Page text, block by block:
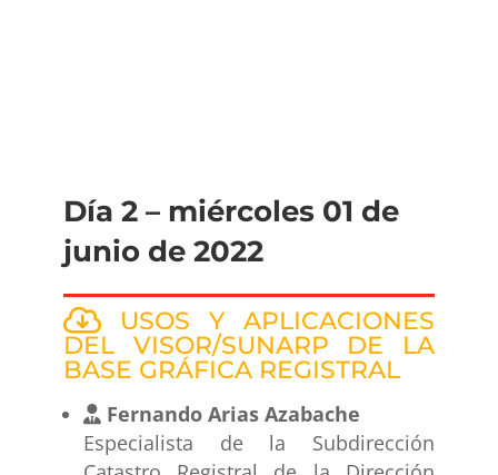
Día 2 – miércoles 01 de
junio de 2022
USOS Y APLICACIONES
DEL VISOR/SUNARP DE LA
BASE GRÁFICA REGISTRAL
Fernando Arias Azabache
Especialista de la Subdirección